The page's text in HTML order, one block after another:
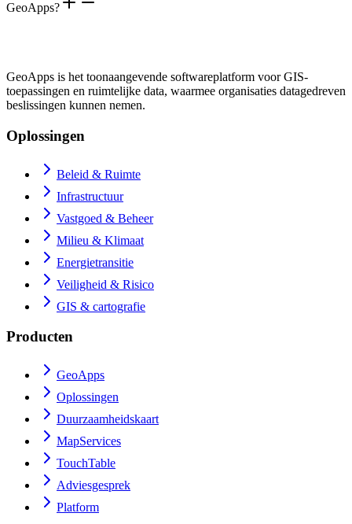
GeoApps?
GeoApps is het toonaangevende softwareplatform voor GIS-
toepassingen en ruimtelijke data, waarmee organisaties datagedreven
beslissingen kunnen nemen.
Oplossingen
Beleid & Ruimte
Infrastructuur
Vastgoed & Beheer
Milieu & Klimaat
Energietransitie
Veiligheid & Risico
GIS & cartografie
Producten
GeoApps
Oplossingen
Duurzaamheidskaart
MapServices
TouchTable
Adviesgesprek
Platform